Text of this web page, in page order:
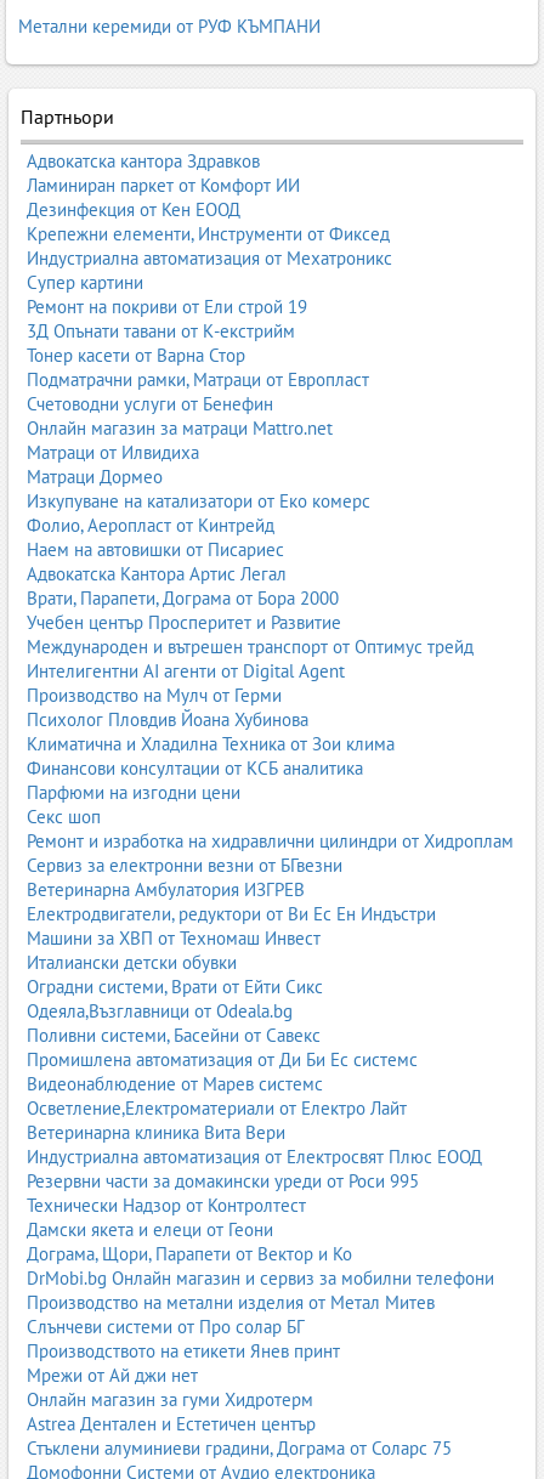
Метални керемиди от РУФ КЪМПАНИ
Партньори
Адвокатска кантора Здравков
Ламиниран паркет от Комфорт ИИ
Дезинфекция от Кен ЕООД
Крепежни елементи, Инструменти от Фиксед
Индустриална автоматизация от Мехатроникс
Супер картини
Ремонт на покриви от Ели строй 19
3Д Опънати тавани от К-екстрийм
Тонер касети от Варна Стор
Подматрачни рамки, Матраци от Европласт
Счетоводни услуги от Бенефин
Онлайн магазин за матраци Mattro.net
Матраци от Илвидиха
Матраци Дормео
Изкупуване на катализатори от Еко комерс
Фолио, Аеропласт от Кинтрейд
Наем на автовишки от Писариес
Адвокатска Кантора Артис Легал
Врати, Парапети, Дограма от Бора 2000
Учебен център Просперитет и Развитие
Международен и вътрешен транспорт от Оптимус трейд
Интелигентни AI агенти от Digital Agent
Производство на Мулч от Герми
Психолог Пловдив Йоана Хубинова
Климатична и Хладилна Техника от Зои клима
Финансови консултации от КСБ аналитика
Парфюми на изгодни цени
Секс шоп
Ремонт и изработка на хидравлични цилиндри от Хидроплам
Сервиз за електронни везни от БГвезни
Ветеринарна Амбулатория ИЗГРЕВ
Електродвигатели, редуктори от Ви Ес Ен Индъстри
Машини за ХВП от Техномаш Инвест
Италиански детски обувки
Оградни системи, Врати от Ейти Сикс
Одеяла,Възглавници от Odeala.bg
Поливни системи, Басейни от Савекс
Промишлена автоматизация от Ди Би Ес системс
Видеонаблюдение от Марев системс
Осветление,Електроматериали от Електро Лайт
Ветеринарна клиника Вита Вери
Индустриална автоматизация от Електросвят Плюс ЕООД
Резервни части за домакински уреди от Роси 995
Технически Надзор от Контролтест
Дамски якета и елеци от Геони
Дограма, Щори, Парапети от Вектор и Ко
DrMobi.bg Онлайн магазин и сервиз за мобилни телефони
Производство на метални изделия от Метал Митев
Слънчеви системи от Про солар БГ
Производството на етикети Янев принт
Мрежи от Ай джи нет
Онлайн магазин за гуми Хидротерм
Astrea Дентален и Естетичен център
Стъклени алуминиеви градини, Дограма от Соларс 75
Домофонни Системи от Аудио електроника